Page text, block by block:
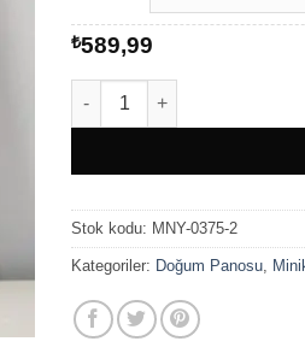
₺589,99
Minik Ayı Sevimli
Stok kodu: MNY-0375-2
Kategoriler: Doğum Panosu